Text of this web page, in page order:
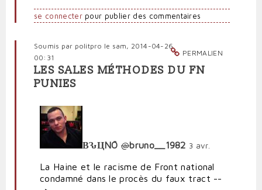
se connecterpour publier des commentaires
PERMALIEN
Soumis par politpro le sam, 2014-04-26
00:31
LES SALES MÉTHODES DU FN
PUNIES
ВԄЦNŌ @bruno__1982 3 avr.
La Haine et le racisme de Front national
condamné dans le procès du faux tract --